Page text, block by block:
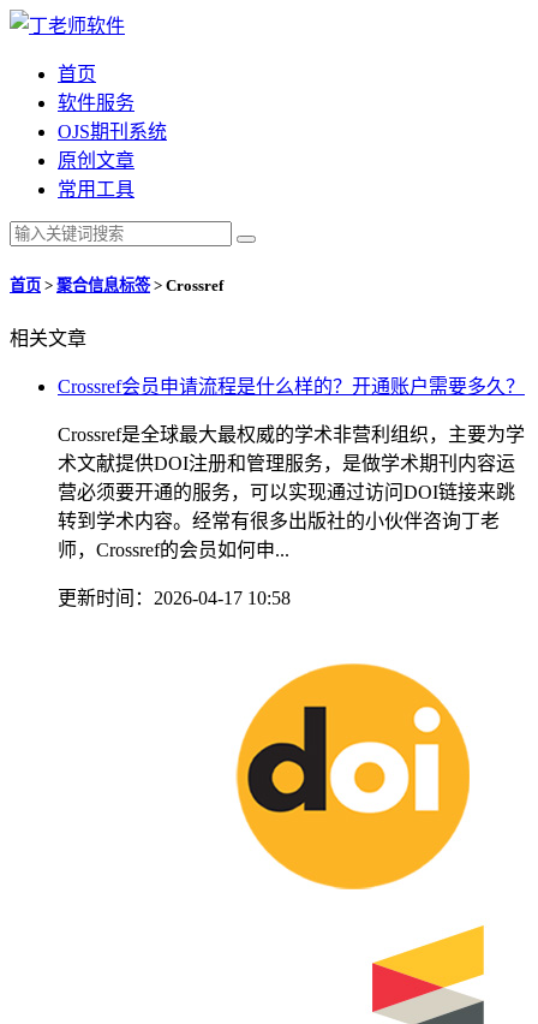
首页
软件服务
OJS期刊系统
原创文章
常用工具
首页 > 聚合信息标签> Crossref
相关文章
Crossref会员申请流程是什么样的？开通账户需要多久？
Crossref是全球最大最权威的学术非营利组织，主要为学
术文献提供DOI注册和管理服务，是做学术期刊内容运
营必须要开通的服务，可以实现通过访问DOI链接来跳
转到学术内容。经常有很多出版社的小伙伴咨询丁老
师，Crossref的会员如何申...
更新时间：2026-04-17 10:58